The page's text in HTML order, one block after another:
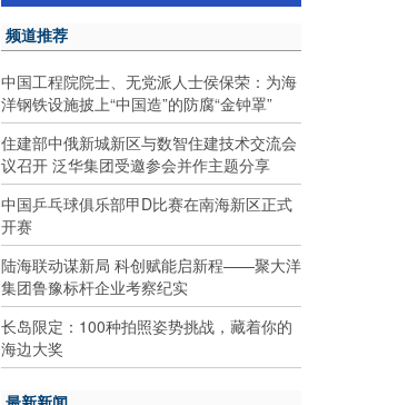
频道推荐
中国工程院院士、无党派人士侯保荣：为海
洋钢铁设施披上“中国造”的防腐“金钟罩”
住建部中俄新城新区与数智住建技术交流会
议召开 泛华集团受邀参会并作主题分享
中国乒乓球俱乐部甲D比赛在南海新区正式
开赛
陆海联动谋新局 科创赋能启新程——聚大洋
集团鲁豫标杆企业考察纪实
长岛限定：100种拍照姿势挑战，藏着你的
海边大奖